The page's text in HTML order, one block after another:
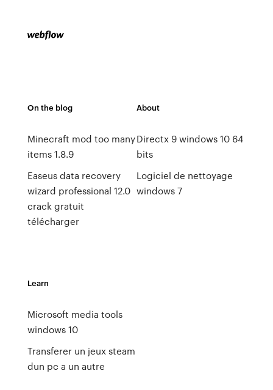
On the blog
Minecraft mod too many
items 1.8.9
Easeus data recovery
wizard professional 12.0
crack gratuit
télécharger
About
Directx 9 windows 10 64
bits
Logiciel de nettoyage
windows 7
Learn
Microsoft media tools
windows 10
Transferer un jeux steam
dun pc a un autre